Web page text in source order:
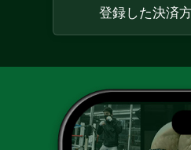
登録した決済